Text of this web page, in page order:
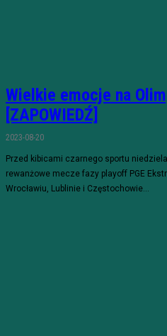
Wielkie emocje na
[ZAPOWIEDŹ]
2023-08-20
Przed kibicami czarnego sportu
rewanżowe mecze fazy playoff PGE
Wrocławiu, Lublinie i Częstochowie...